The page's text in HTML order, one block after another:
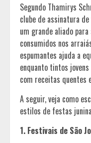
Segundo Thamirys
clube de assinatura
um grande aliado
consumidos nos
espumantes ajuda a
enquanto tintos
com receitas quentes
A seguir, veja como
estilos de festas
1. Festivais de São